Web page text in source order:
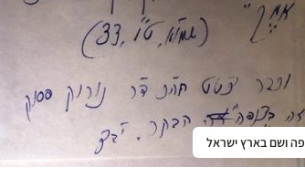
פה ושם בארץ ישראל